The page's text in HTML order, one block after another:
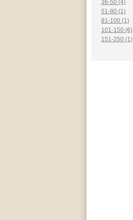
36-50 (4)
51-80 (1)
81-100 (1)
101-150 (6)
151-250 (1)